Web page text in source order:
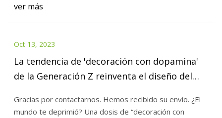
ver más
Oct 13, 2023
La tendencia de 'decoración con dopamina'
de la Generación Z reinventa el diseño del
Gracias por contactarnos. Hemos recibido su envío. ¿El
mundo te deprimió? Una dosis de “decoración con